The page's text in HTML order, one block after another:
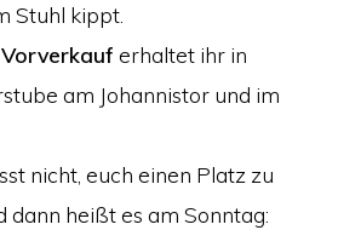
Stuhl kippt.
erhaltet ihr in
am Johannistor und im
nicht, euch einen Platz zu
dann heißt es am Sonntag: